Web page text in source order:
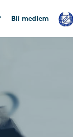
Bli medlem